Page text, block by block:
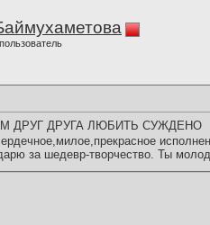
ДРУГ ДРУГА ЛЮБИТЬ СУЖДЕНО
за шедевр-творчество. Ты